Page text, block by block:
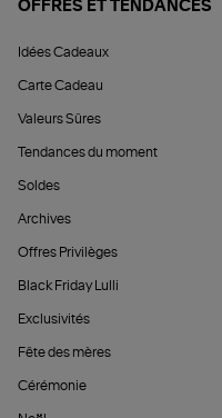
OFFRES ET TENDANCES
Idées Cadeaux
Carte Cadeau
Valeurs Sûres
Tendances du moment
Soldes
Archives
Offres Privilèges
Black Friday Lulli
Exclusivités
Fête des mères
Cérémonie